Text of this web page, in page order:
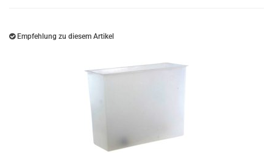
Empfehlung zu diesem Artikel